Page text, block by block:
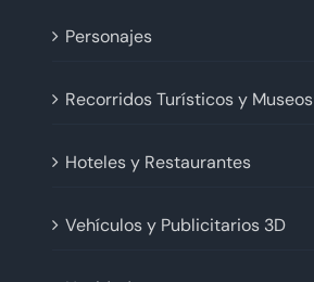
Personajes
Recorridos Turísticos y Museos
Hoteles y Restaurantes
Vehículos y Publicitarios 3D